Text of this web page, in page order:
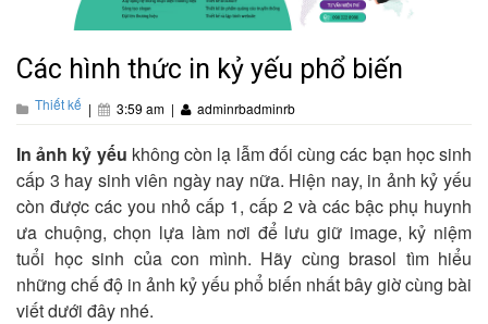
Các hình thức in kỷ yếu phổ biến
Thiết kế | 3:59 am | adminrbadminrb
In ảnh kỷ yếu không còn lạ lẫm đối cùng các bạn học sinh
cấp 3 hay sinh viên ngày nay nữa. Hiện nay, in ảnh kỷ yếu
còn được các you nhỏ cấp 1, cấp 2 và các bậc phụ huynh
ưa chuộng, chọn lựa làm nơi để lưu giữ image, kỷ niệm
tuổi học sinh của con mình. Hãy cùng brasol tìm hiểu
những chế độ in ảnh kỷ yếu phổ biến nhất bây giờ cùng bài
viết dưới đây nhé.